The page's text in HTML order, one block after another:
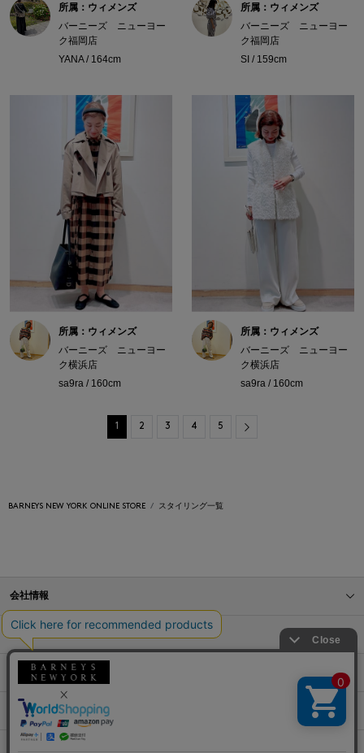
所属：ウィメンズ
バーニーズ ニューヨー
ク福岡店
YANA / 164cm
所属：ウィメンズ
バーニーズ ニューヨー
ク福岡店
SI / 159cm
所属：ウィメンズ
バーニーズ ニューヨー
ク横浜店
sa9ra / 160cm
所属：ウィメンズ
バーニーズ ニューヨー
ク横浜店
sa9ra / 160cm
1 2 3 4 5 Next
BARNEYS NEW YORK ONLINE STORE スタイリング一覧
会社情報
オンラインストアショッピングガイド
店舗情報
サービス